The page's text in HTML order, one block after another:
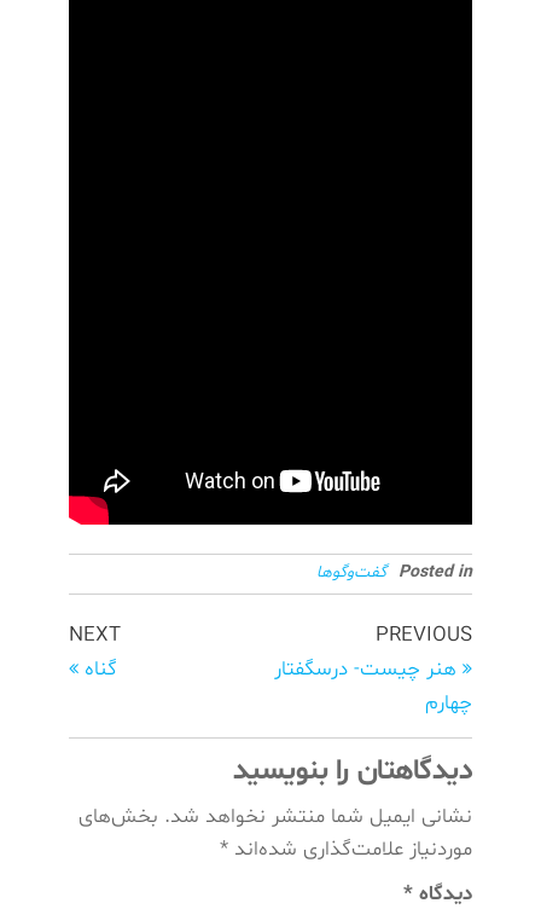
Posted in گفت‌وگوها
PREVIOUS
هنر چیست- درسگفتار
چهارم
NEXT
گناه
دیدگاهتان را بنویسید
نشانی ایمیل شما منتشر نخواهد شد. بخش‌های
موردنیاز علامت‌گذاری شده‌اند *
دیدگاه *